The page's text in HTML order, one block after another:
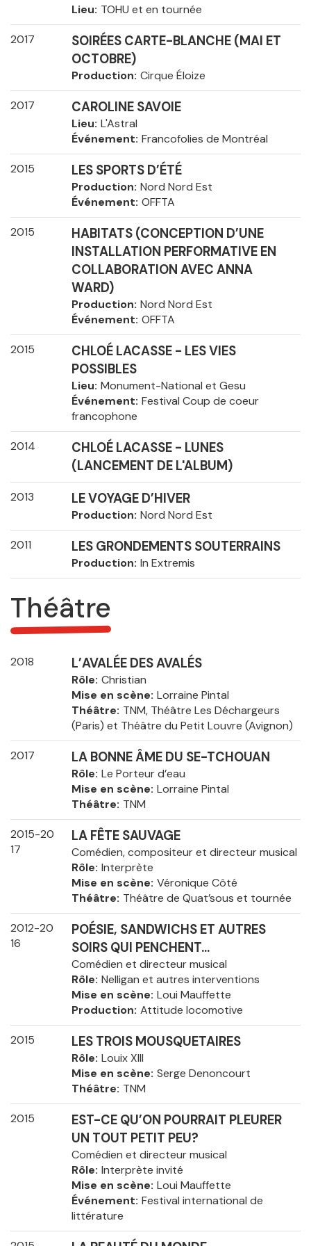
Lieu TOHU et en tournée
2017
SOIRÉES CARTE-BLANCHE (MAI ET
OCTOBRE)
Production Cirque Éloize
2017 CAROLINE SAVOIE
Lieu L'Astral
Événement Francofolies de Montréal
2015 LES SPORTS D’ÉTÉ
Production Nord Nord Est
Événement OFFTA
2015
HABITATS (CONCEPTION D’UNE
INSTALLATION PERFORMATIVE EN
COLLABORATION AVEC ANNA
WARD)
Production Nord Nord Est
Événement OFFTA
2015
CHLOÉ LACASSE - LES VIES
POSSIBLES
Lieu Monument-National et Gesu
Événement Festival Coup de coeur
francophone
2014
CHLOÉ LACASSE - LUNES
(LANCEMENT DE L'ALBUM)
2013 LE VOYAGE D’HIVER
Production Nord Nord Est
2011 LES GRONDEMENTS SOUTERRAINS
Production In Extremis
Théâtre
2018 L’AVALÉE DES AVALÉS
Rôle Christian
Mise en scène Lorraine Pintal
Théâtre TNM, Théâtre Les Déchargeurs
(Paris) et Théâtre du Petit Louvre (Avignon)
2017 LA BONNE ÂME DU SE-TCHOUAN
Rôle Le Porteur d’eau
Mise en scène Lorraine Pintal
Théâtre TNM
2015-20
17
LA FÊTE SAUVAGE
Comédien, compositeur et directeur musical
Rôle Interprète
Mise en scène Véronique Côté
Théâtre Théâtre de Quat’sous et tournée
2012-20
16
POÉSIE, SANDWICHS ET AUTRES
SOIRS QUI PENCHENT...
Comédien et directeur musical
Rôle Nelligan et autres interventions
Mise en scène Loui Mauffette
Production Attitude locomotive
2015 LES TROIS MOUSQUETAIRES
Rôle Louix XIII
Mise en scène Serge Denoncourt
Théâtre TNM
2015
EST-CE QU’ON POURRAIT PLEURER
UN TOUT PETIT PEU?
Comédien et directeur musical
Rôle Interprète invité
Mise en scène Loui Mauffette
Événement Festival international de
littérature